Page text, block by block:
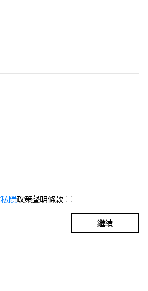
隱政策聲明條款
繼續